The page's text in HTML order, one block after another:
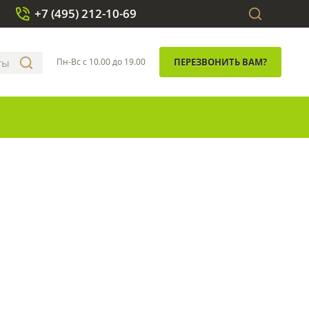
+7 (495) 212-10-69
Пн-Вс с 10.00 до 19.00 ПЕРЕЗВОНИТЬ ВАМ?